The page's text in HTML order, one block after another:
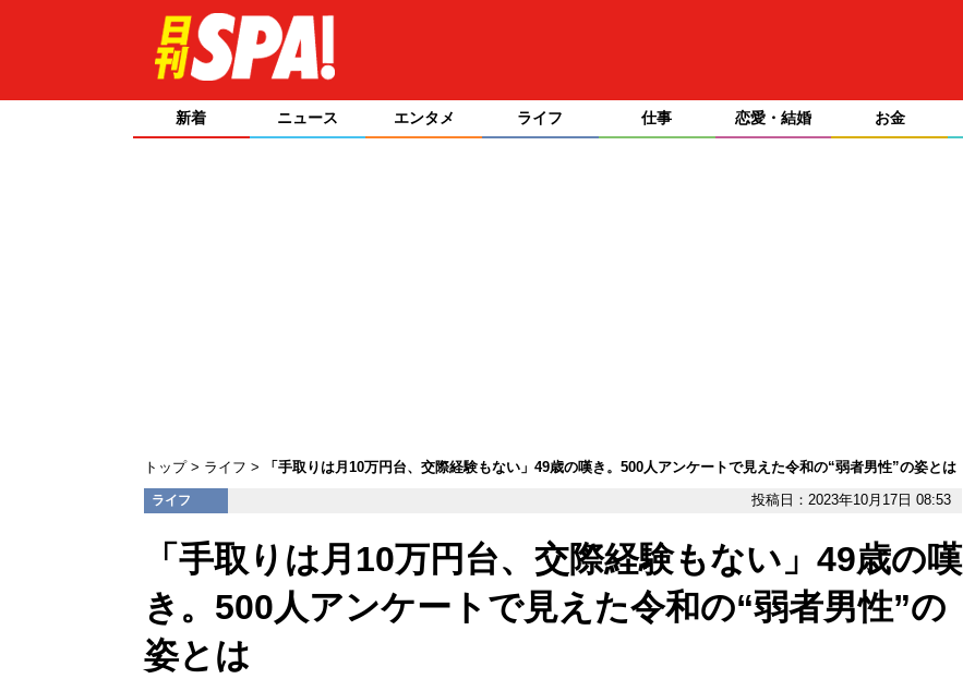
新着 ニュース エンタメ ライフ 仕事 恋愛・結婚 お金
トップ ライフ 「手取りは月10万円台、交際経験もない」49歳の嘆き。500人アンケートで見えた令和の“弱者男性”の姿とは
ライフ 投稿日：2023年10月17日 08:53
「手取りは月10万円台、交際経験もない」49歳の嘆
き。500人アンケートで見えた令和の“弱者男性”の
姿とは